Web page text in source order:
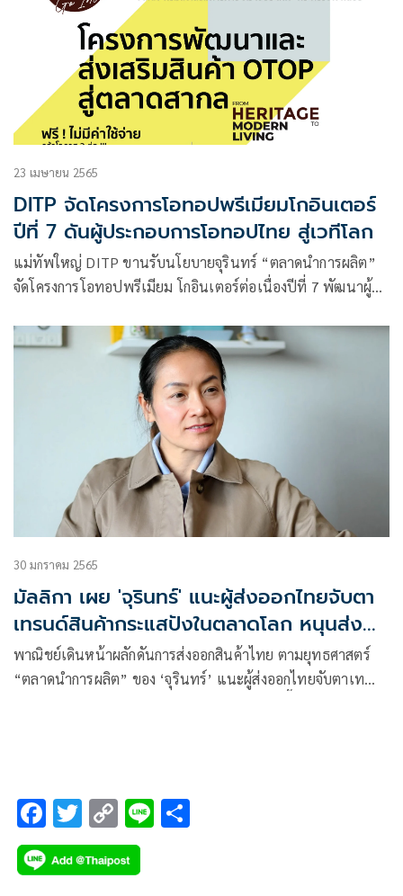
23 เมษายน 2565
DITP จัดโครงการโอทอปพรีเมียมโกอินเตอร์
ปีที่ 7 ดันผู้ประกอบการโอทอปไทย สู่เวทีโลก
แม่ทัพใหญ่ DITP ขานรับนโยบายจุรินทร์ “ตลาดนำการผลิต”
จัดโครงการโอทอปพรีเมียม โกอินเตอร์ต่อเนื่องปีที่ 7 พัฒนาผู้
ตอบโจทย์เมกะเทรนด์โลก ตามโมเดลเศรษฐกิจ BCG เพื่อให้
พร้อมก้าวสู่เวทีการค้าระดับสากลอย่างมั่นใจ
30 มกราคม 2565
มัลลิกา เผย 'จุรินทร์' แนะผู้ส่งออกไทยจับตา
เทรนด์สินค้ากระแสปังในตลาดโลก หนุนส่ง
ออกปี 65
พาณิชย์เดินหน้าผลักดันการส่งออกสินค้าไทย ตามยุทธศาสตร์
“ตลาดนำการผลิต” ของ ‘จุรินทร์’ แนะผู้ส่งออกไทยจับตาเท
F
ac
e
T
wi
tt
C
o
p
Li